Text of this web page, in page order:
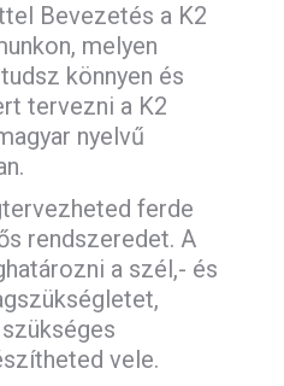
Bevezetés a K2
melyen
könnyen és
tervezni a K2
nyelvű
ferde
rendszeredet. A
a szél,- és
vele.